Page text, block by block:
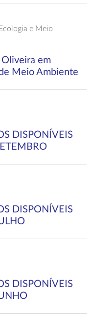
e Meio
Oliveira em
Meio Ambiente
DISPONÍVEIS
DISPONÍVEIS
DISPONÍVEIS